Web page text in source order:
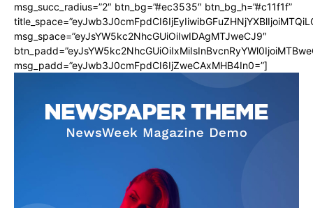
msg_succ_radius=”2″ btn_bg=”#ec3535″ btn_bg_h=”#c11f1f”
msg_space=”eyJsYW5kc2NhcGUiOiIwIDAgMTJweCJ9″
msg_padd=”eyJwb3J0cmFpdCI6IjZweCAxMHB4In0=”]